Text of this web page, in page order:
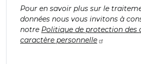
Pour en savoir plus sur le
données nous vous invitons à
notre Politique de protection des
caractère personnelle